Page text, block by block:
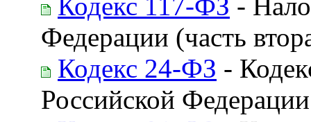
Федерации (часть
Кодекс 24-ФЗ -
Российской Федерации